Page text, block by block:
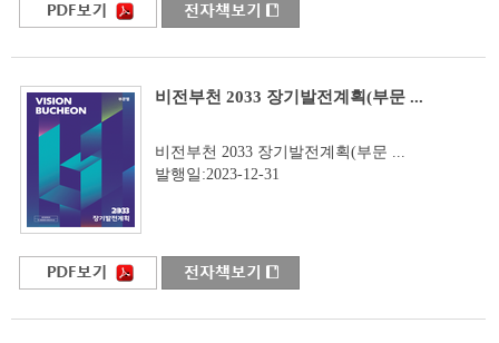
비전부천 2033 장기발전계획(부문 ...
비전부천 2033 장기발전계획(부문 ...
발행일:2023-12-31